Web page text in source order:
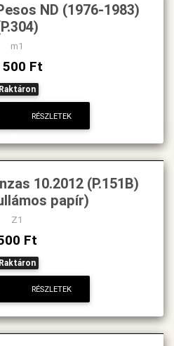
ND (1976-1983)
m1
500 Ft
Raktáron
RÉSZLETEK
10.2012 (P.151B)
papír)
Z1
Ft
Raktáron
RÉSZLETEK